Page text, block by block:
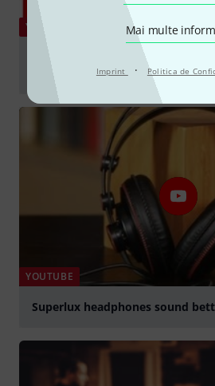
Mai multe
Imprint · Politica de
YOUTUBE
Superlux HD681: Review des
Play
YOUTUBE
Superlux headphones sound